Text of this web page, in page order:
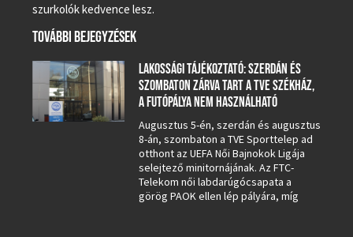
szurkolók kedvence lesz.
TOVÁBBI BEJEGYZÉSEK
LAKOSSÁGI TÁJÉKOZTATÓ: SZERDÁN ÉS
SZOMBATON ZÁRVA TART A TVE SZÉKHÁZ,
A FUTÓPÁLYA NEM HASZNÁLHATÓ
Augusztus 5-én, szerdán és augusztus
8-án, szombaton a TVE Sporttelep ad
otthont az UEFA Női Bajnokok Ligája
selejtező minitornájának. Az FTC-
Telekom női labdarúgócsapata a
görög PAOK ellen lép pályára, míg